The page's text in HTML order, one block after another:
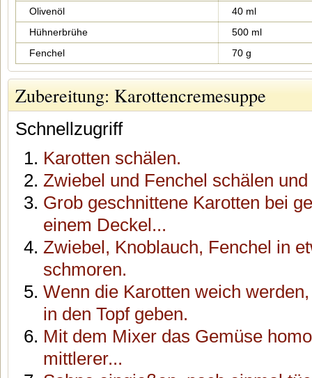
Olivenöl
40 ml
Hühnerbrühe
500 ml
Fenchel
70 g
Zubereitung: Karottencremesuppe
Schnellzugriff
Karotten schälen.
Zwiebel und Fenchel schälen
Grob geschnittene Karotten bei
einem Deckel...
Zwiebel, Knoblauch, Fenchel in
schmoren.
Wenn die Karotten weich
in den Topf geben.
Mit dem Mixer das Gemüse
mittlerer...